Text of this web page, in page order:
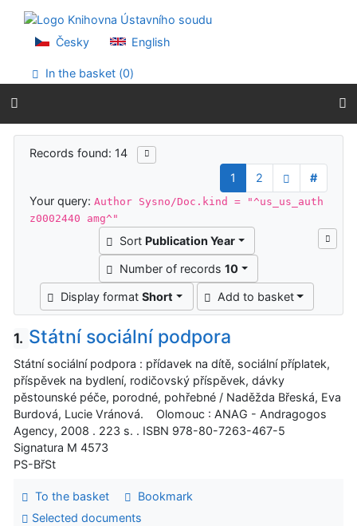
Go to menu
Accessibility declaration
Česky English
In the basket (0)
Search results
Records found: 14
1
2
#
Your query:Author Sysno/Doc.kind = "^us_us_auth
z0002440 amg^"
Sort Publication Year
Number of records 10
Display formatShort Add to basket
1. Státní sociální podpora
Státní sociální podpora : přídavek na dítě, sociální příplatek,
příspěvek na bydlení, rodičovský příspěvek, dávky
pěstounské péče, porodné, pohřebné / Naděžda Břeská, Eva
Burdová, Lucie Vránová. Olomouc : ANAG - Andragogos
Agency, 2008 . 223 s. . ISBN 978-80-7263-467-5
Signatura M 4573
PS-BřSt
To the basket
Bookmark
Selected documents